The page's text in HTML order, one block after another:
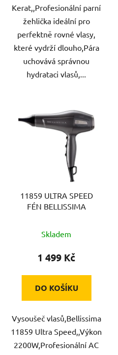
Kerat,,Profesionální parní
žehlička ideální pro
perfektně rovné vlasy,
které vydrží dlouho,Pára
uchovává správnou
hydrataci vlasů,...
11859 ULTRA SPEED
FÉN BELLISSIMA
Skladem
1 499 Kč
DO KOŠÍKU
Vysoušeč vlasů,Bellissima
11859 Ultra Speed,,Výkon
2200W,Profesionální AC